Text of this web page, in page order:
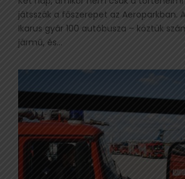
játsszák a főszerepet az Aeroparkban.
Ikarus gyár 100 autóbusza – köztük
jármű, és...